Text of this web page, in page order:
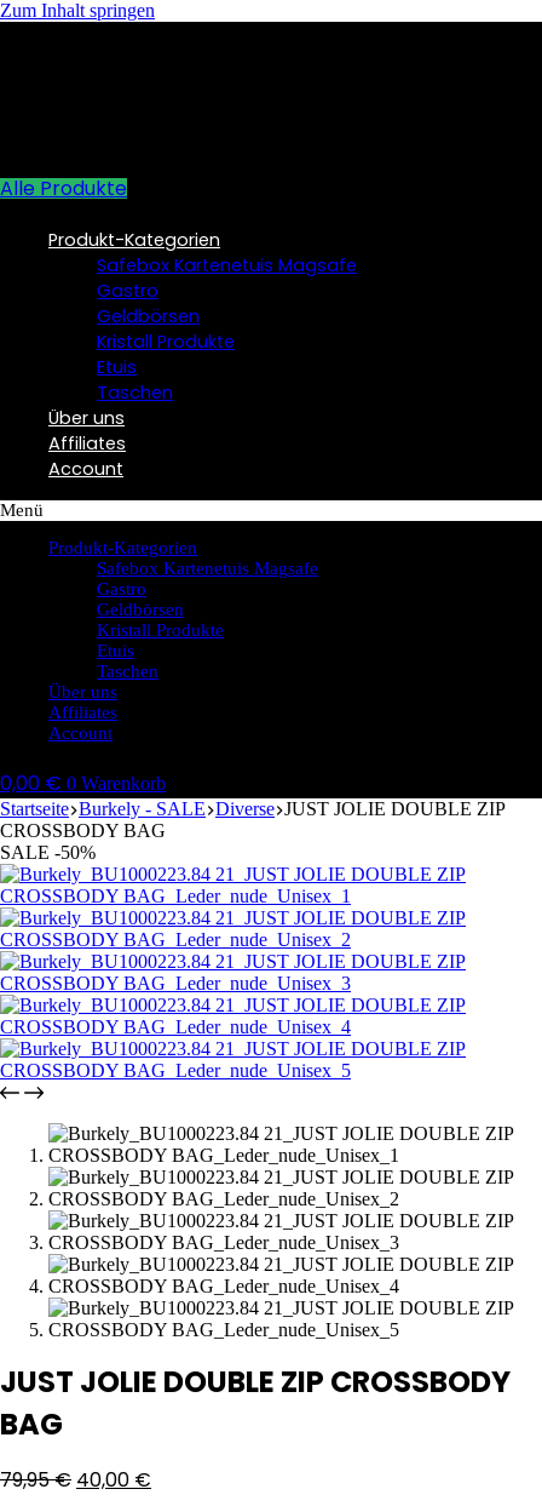
Zum Inhalt springen
Alle Produkte
Produkt-Kategorien
Safebox Kartenetuis Magsafe
Gastro
Geldbörsen
Kristall Produkte
Etuis
Taschen
Über uns
Affiliates
Account
Menü
Produkt-Kategorien
Safebox Kartenetuis Magsafe
Gastro
Geldbörsen
Kristall Produkte
Etuis
Taschen
Über uns
Affiliates
Account
0,00 € 0 Warenkorb
Startseite Burkely - SALE Diverse JUST JOLIE DOUBLE ZIP
CROSSBODY BAG
SALE -50%
JUST JOLIE DOUBLE ZIP CROSSBODY
BAG
79,95€ 40,00 €